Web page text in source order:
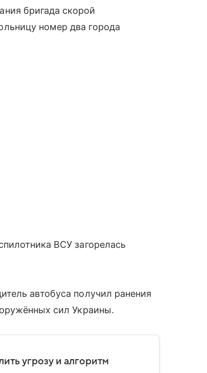
бригада скорой
номер два города
ВСУ загорелась
автобуса получил ранения
сил Украины.
угрозу и алгоритм